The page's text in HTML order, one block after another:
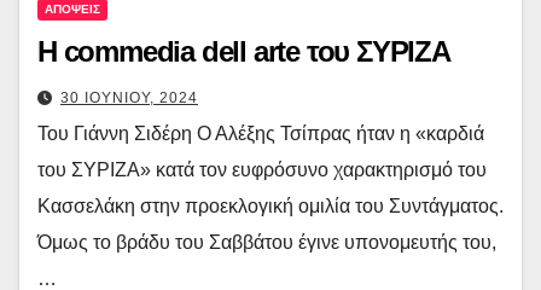
ΑΠΟΨΕΙΣ
Η commedia dell arte του ΣΥΡΙΖΑ
30 ΙΟΥΝΙΟΥ, 2024
Του Γιάννη Σιδέρη Ο Αλέξης Τσίπρας ήταν η «καρδιά
του ΣΥΡΙΖΑ» κατά τον ευφρόσυνο χαρακτηρισμό του
Κασσελάκη στην προεκλογική ομιλία του Συντάγματος.
Όμως το βράδυ του Σαββάτου έγινε υπονομευτής του,
…